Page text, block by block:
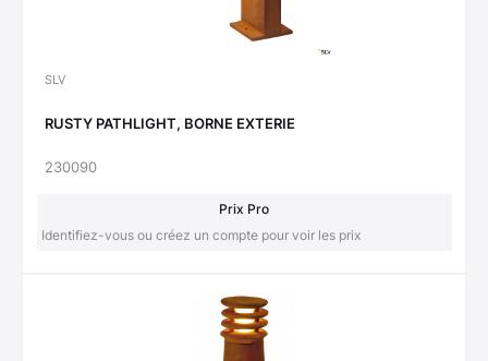
SLV
RUSTY PATHLIGHT, BORNE EXTERIE
230090
Prix Pro
Identifiez-vous ou créez un compte pour voir les prix